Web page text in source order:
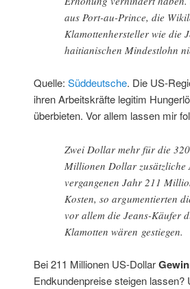
aus Port-au-Prince, die
Klamottenhersteller wie die
haitianischen Mindestlohn
Quelle: Süddeutsche. Die US-
ihren Arbeitskräfte legitim
überbieten. Vor allem lassen mir
Zwei Dollar mehr für die
Millionen Dollar zusätzliche
vergangenen Jahr 211
Kosten, so argumentierten
vor allem die Jeans-Käufer
Klamotten wären gestiegen.
Bei 211 Millionen US-Dollar
Endkundenpreise steigen